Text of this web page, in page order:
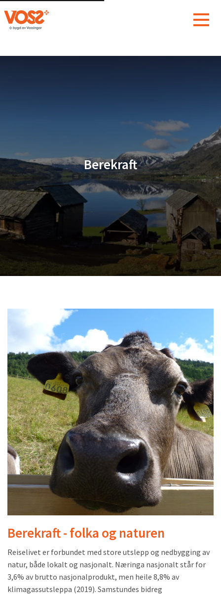
Berekraft
Berekraft - folka og naturen
Reiselivet er forbundet med store utslepp og nedbygging av
natur, både lokalt og nasjonalt. Næringa nasjonalt står for
3,6% av brutto nasjonalprodukt, men heile 8,8% av
klimagassutsleppa (2019). Samstundes bidreg